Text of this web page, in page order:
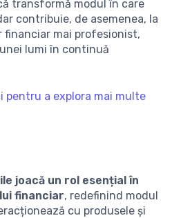
transformă modul în care
contribuie, de asemenea, la
financiar mai profesionist,
lumi în continuă
pentru a explora mai multe
joacă un rol esențial în
financiar, redefinind modul
cu produsele și